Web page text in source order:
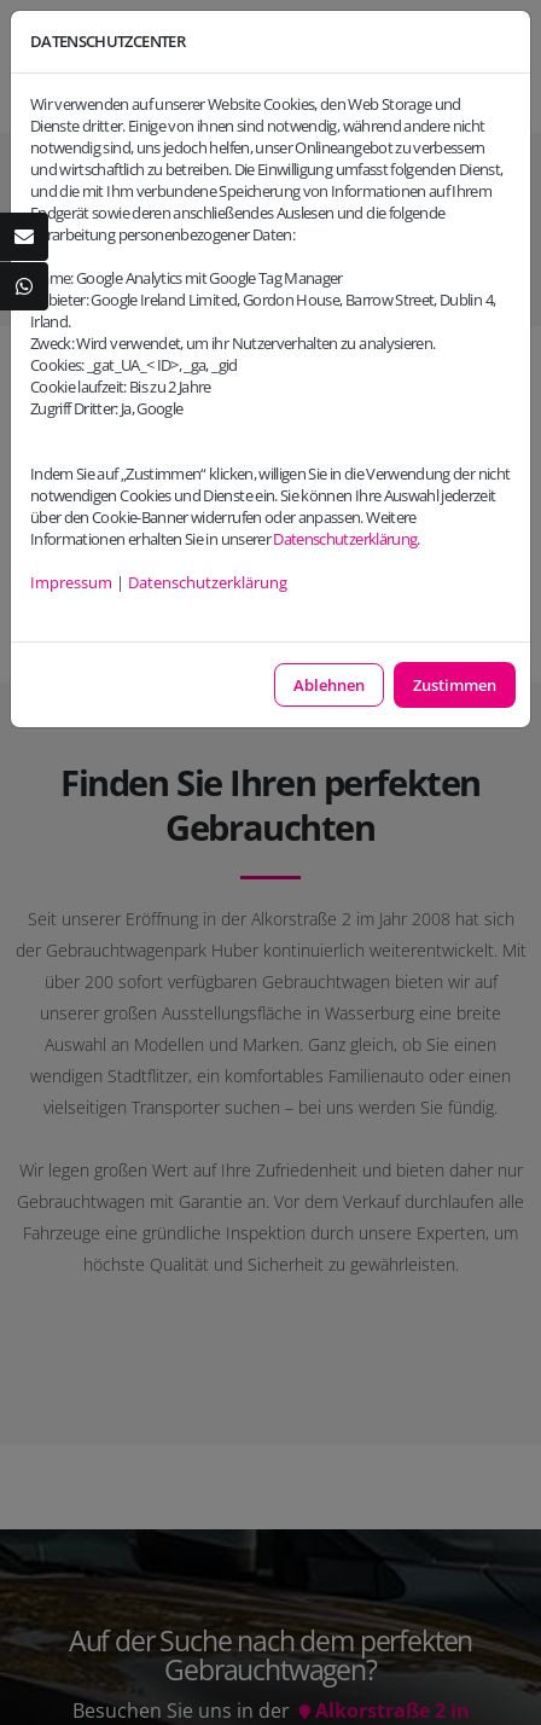
Gebrauchtwagenpark
START UNSERE MARKEN GEBRAUCHTWAGENPARK
Finden Sie Ihren perfekten
Gebrauchten
Seit unserer Eröffnung in der Alkorstraße 2 im Jahr 2008 hat sich
der Gebrauchtwagenpark Huber kontinuierlich weiterentwickelt. Mit
über 200 sofort verfügbaren Gebrauchtwagen bieten wir auf
unserer großen Ausstellungsfläche in Wasserburg eine breite
Auswahl an Modellen und Marken. Ganz gleich, ob Sie einen
wendigen Stadtflitzer, ein komfortables Familienauto oder einen
vielseitigen Transporter suchen – bei uns werden Sie fündig.
Wir legen großen Wert auf Ihre Zufriedenheit und bieten daher nur
Gebrauchtwagen mit Garantie an. Vor dem Verkauf durchlaufen alle
Fahrzeuge eine gründliche Inspektion durch unsere Experten, um
höchste Qualität und Sicherheit zu gewährleisten.
Auf der Suche nach dem perfekten
Gebrauchtwagen?
Besuchen Sie uns in der
Alkorstraße 2 in
DATENSCHUTZCENTER
Wir verwenden auf unserer Website Cookies, den Web Storage und
Dienste dritter. Einige von ihnen sind notwendig, während andere nicht
notwendig sind, uns jedoch helfen, unser Onlineangebot zu verbessern
und wirtschaftlich zu betreiben. Die Einwilligung umfasst folgenden Dienst,
und die mit Ihm verbundene Speicherung von Informationen auf Ihrem
Endgerät sowie deren anschließendes Auslesen und die folgende
Verarbeitung personenbezogener Daten:
Name: Google Analytics mit Google Tag Manager
Anbieter: Google Ireland Limited, Gordon House, Barrow Street, Dublin 4,
Irland.
Zweck: Wird verwendet, um ihr Nutzerverhalten zu analysieren.
Cookies: _gat_UA_< ID>, _ga, _gid
Cookie laufzeit: Bis zu 2 Jahre
Zugriff Dritter: Ja, Google
Indem Sie auf „Zustimmen“ klicken, willigen Sie in die Verwendung der nicht
notwendigen Cookies und Dienste ein. Sie können Ihre Auswahl jederzeit
über den Cookie-Banner widerrufen oder anpassen. Weitere
Informationen erhalten Sie in unsererDatenschutzerklärung.
Impressum | Datenschutzerklärung
Ablehnen Zustimmen